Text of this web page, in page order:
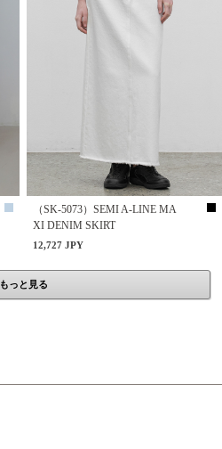
（SK-5073）SEMI A-LINE MA
XI DENIM SKIRT
12,727 JPY
もっと見る